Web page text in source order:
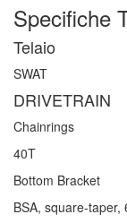
Specifiche
Telaio
SWAT
DRIVETRAIN
Chainrings
40T
Bottom Bracket
BSA, square-taper,